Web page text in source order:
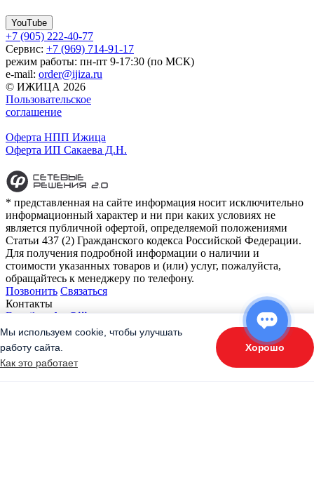
YouTube
+7 (905) 222-40-77
Сервис: +7 (969) 714-91-17
режим работы: пн-пт 9-17:30 (по МСК)
e-mail: order@ijiza.ru
© ИЖИЦА 2026
Пользовательское
соглашение
Оферта НПП Ижица
Оферта ИП Сакаева Д.Н.
* представленная на сайте информация носит исключительно
информационный характер и ни при каких условиях не
является публичной офертой, определяемой положениями
Статьи 437 (2) Гражданского кодекса Российской Федерации.
Для получения подробной информации о наличии и
стоимости указанных товаров и (или) услуг, пожалуйста,
обращайтесь к менеджеру по телефону.
Позвонить Связаться
Контакты
E-mail:
order@ijiza.ru
+7 (969) 714-91-17cервис
+7 (812) 467-42-10
+7 (905) 222-40-77
Мы используем cookie, чтобы улучшать
работу сайта.
Как это работает
Хорошо
«Подберите оборудование»